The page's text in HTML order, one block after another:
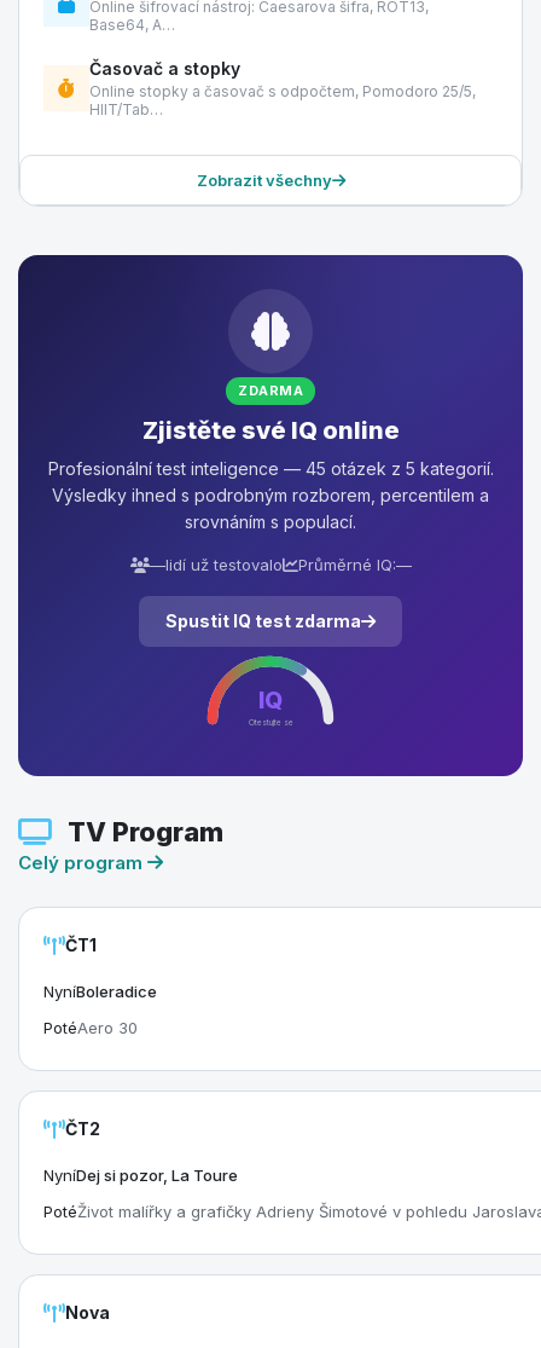
Online šifrovací nástroj: Caesarova šifra, ROT13,
Base64, A…
Časovač a stopky
Online stopky a časovač s odpočtem, Pomodoro 25/5,
HIIT/Tab…
Zobrazit všechny
ZDARMA
Zjistěte své IQ online
Profesionální test inteligence — 45 otázek z 5 kategorií.
Výsledky ihned s podrobným rozborem, percentilem a
srovnáním s populací.
—lidí už testovalo Průměrné IQ:—
Spustit IQ test zdarma
IQ
Otestujte se
TV Program
Celý program
ČT1
NyníBoleradice
PotéAero 30
ČT2
NyníDej si pozor, La Toure
PotéŽivot malířky a grafičky Adrieny Šimotové v pohledu
Nova